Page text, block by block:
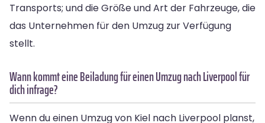
Transports; und die Größe und Art der Fahrzeuge, die
das Unternehmen für den Umzug zur Verfügung
stellt.
Wann kommt eine Beiladung für einen Umzug nach Liverpool für
dich infrage?
Wenn du einen Umzug von Kiel nach Liverpool planst,